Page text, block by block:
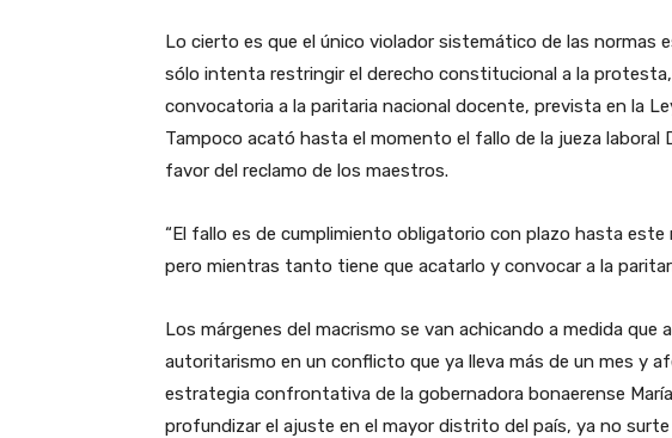
Lo cierto es que el único violador sistemático de las normas
sólo intenta restringir el derecho constitucional a la
convocatoria a la paritaria nacional docente, prevista en la
Tampoco acató hasta el momento el fallo de la jueza laboral
favor del reclamo de los maestros.
“El fallo es de cumplimiento obligatorio con plazo hasta este
pero mientras tanto tiene que acatarlo y convocar a la
Los márgenes del macrismo se van achicando a medida que
autoritarismo en un conflicto que ya lleva más de un mes y
estrategia confrontativa de la gobernadora bonaerense
profundizar el ajuste en el mayor distrito del país, ya no